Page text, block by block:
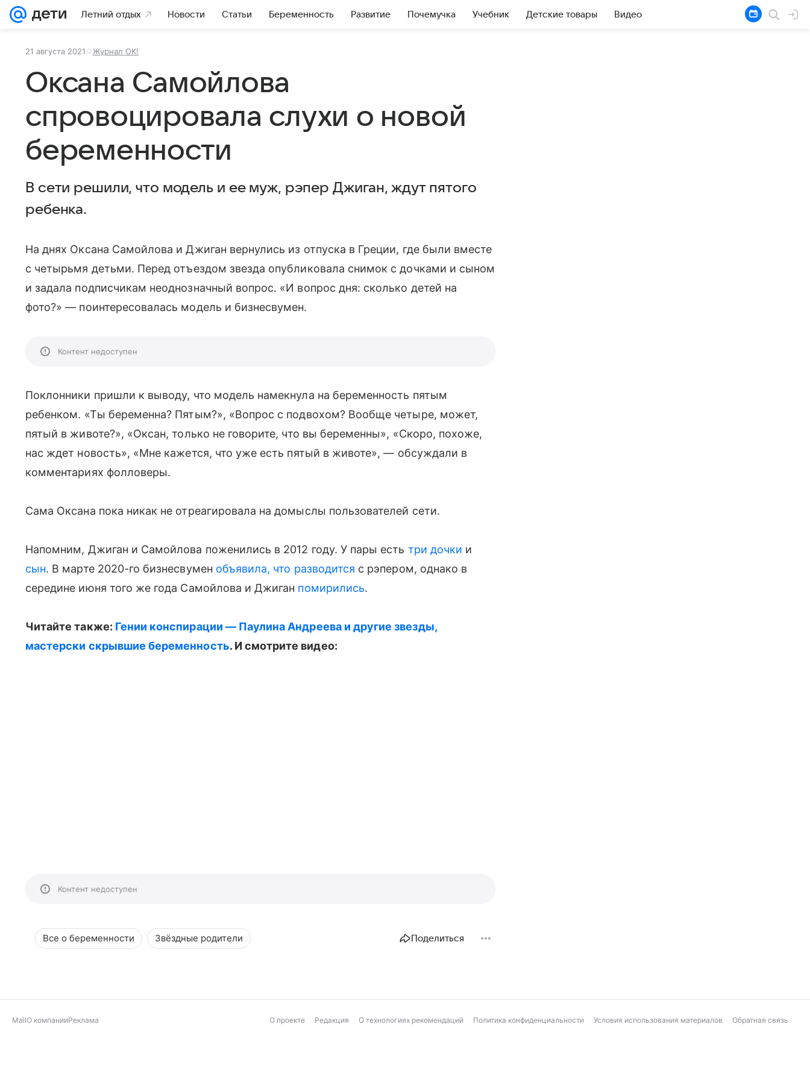
Летний отдых Новости Статьи Беременность Развитие Почемучка Учебник Детские товары Видео
21 августа 2021 Журнал OK!
Оксана Самойлова
спровоцировала слухи о новой
беременности
В сети решили, что модель и ее муж, рэпер Джиган, ждут пятого
ребенка.
На днях Оксана Самойлова и Джиган вернулись из отпуска в Греции, где были вместе
с четырьмя детьми. Перед отъездом звезда опубликовала снимок с дочками и сыном
и задала подписчикам неоднозначный вопрос. «И вопрос дня: сколько детей на
фото?» — поинтересовалась модель и бизнесвумен.
Контент недоступен
Поклонники пришли к выводу, что модель намекнула на беременность пятым
ребенком. «Ты беременна? Пятым?», «Вопрос с подвохом? Вообще четыре, может,
пятый в животе?», «Оксан, только не говорите, что вы беременны», «Скоро, похоже,
нас ждет новость», «Мне кажется, что уже есть пятый в животе», — обсуждали в
комментариях фолловеры.
Сама Оксана пока никак не отреагировала на домыслы пользователей сети.
Напомним, Джиган и Самойлова поженились в 2012 году. У пары есть три дочки и
сын. В марте 2020-го бизнесвумен объявила, что разводится с рэпером, однако в
середине июня того же года Самойлова и Джиган помирились.
Читайте также: Гении конспирации — Паулина Андреева и другие звезды,
мастерски скрывшие беременность. И смотрите видео:
Контент недоступен
Все о беременности Звёздные родители Поделиться
MailО компанииРеклама О проекте Редакция О технологиях рекомендаций Политика конфиденциальности Условия использования материалов Обратная связь